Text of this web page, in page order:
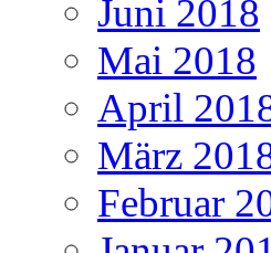
Juni 2018
Mai 2018
April
März
Februar